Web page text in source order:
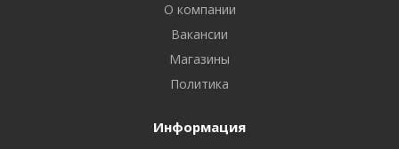
О компании
Вакансии
Магазины
Политика
Информация